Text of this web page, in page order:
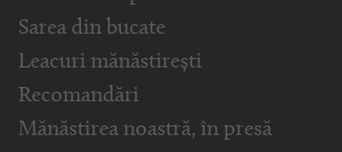
Sarea din bucate
Leacuri mănăstirești
Recomandări
Mănăstirea noastră, în presă